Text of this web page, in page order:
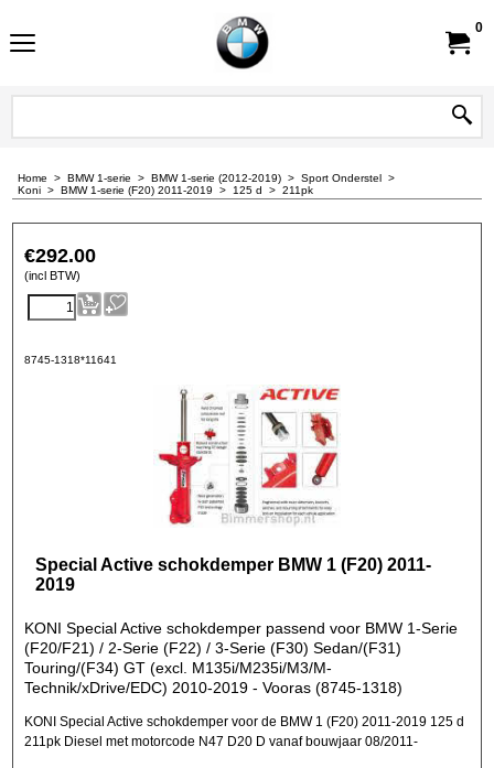
0
Home > BMW 1-serie > BMW 1-serie (2012-2019) > Sport Onderstel >
Koni > BMW 1-serie (F20) 2011-2019 > 125 d > 211pk
€292.00
(incl BTW)
8745-1318*11641
Special Active schokdemper BMW 1 (F20) 2011-
2019
KONI Special Active schokdemper passend voor BMW 1-Serie
(F20/F21) / 2-Serie (F22) / 3-Serie (F30) Sedan/(F31)
Touring/(F34) GT (excl. M135i/M235i/M3/M-
Technik/xDrive/EDC) 2010-2019 - Vooras (8745-1318)
KONI Special Active schokdemper voor de BMW 1 (F20) 2011-2019 125 d
211pk Diesel met motorcode N47 D20 D vanaf bouwjaar 08/2011-